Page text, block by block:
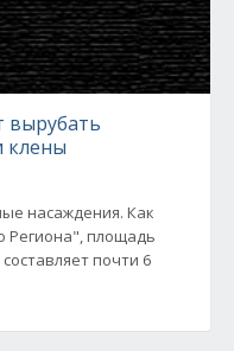
вырубать
клены
насаждения. Как
Региона", площадь
почти 6